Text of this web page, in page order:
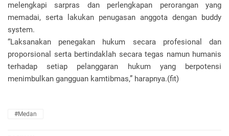
melengkapi sarpras dan perlengkapan perorangan yang
memadai, serta lakukan penugasan anggota dengan buddy
system.
“Laksanakan penegakan hukum secara profesional dan
proporsional serta bertindaklah secara tegas namun humanis
terhadap setiap pelanggaran hukum yang berpotensi
menimbulkan gangguan kamtibmas,” harapnya.(fit)
#Medan